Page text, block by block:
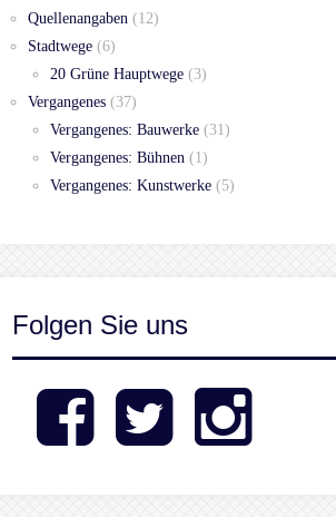
Quellenangaben (12)
Stadtwege (6)
20 Grüne Hauptwege (3)
Vergangenes (37)
Vergangenes: Bauwerke (31)
Vergangenes: Bühnen (1)
Vergangenes: Kunstwerke (5)
Folgen Sie uns
Facebook Twitter Instagram